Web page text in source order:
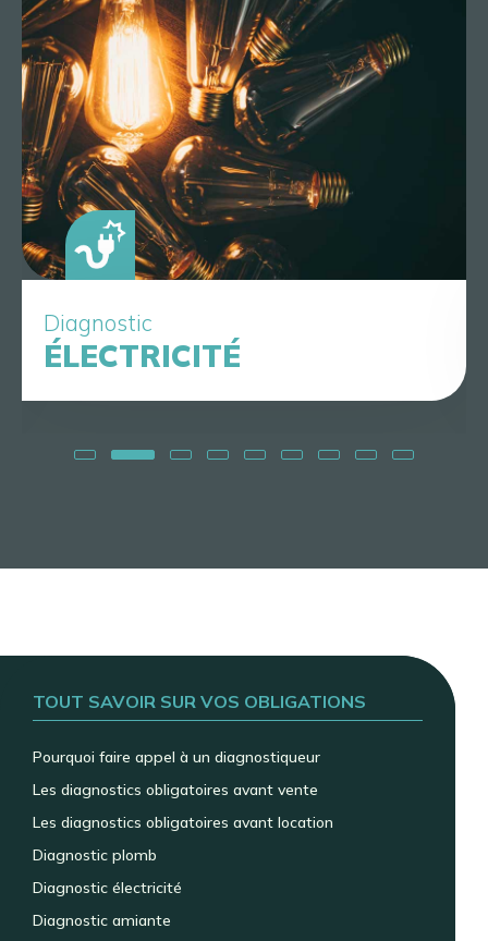
Diagnostic
ÉLECTRICITÉ
TOUT SAVOIR SUR VOS OBLIGATIONS
Pourquoi faire appel à un diagnostiqueur
Les diagnostics obligatoires avant vente
Les diagnostics obligatoires avant location
Diagnostic plomb
Diagnostic électricité
Diagnostic amiante